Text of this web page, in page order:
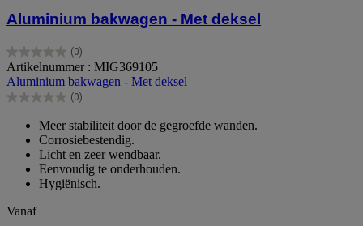
Aluminium bakwagen - Met deksel
(0)
0.0
van
de
5
Artikelnummer : MIG369105
Aluminium bakwagen - Met deksel
(0)
0.0
sterren.
Meer stabiliteit door de gegroefde wanden.
Corrosiebestendig.
Licht en zeer wendbaar.
Eenvoudig te onderhouden.
Hygiënisch.
Vanaf